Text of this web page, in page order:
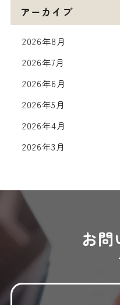
アーカイブ
2026年8月
2026年7月
2026年6月
2026年5月
2026年4月
2026年3月
2026年1月
2025年12月
2025年11月
2025年10月
2025年9月
2025年8月
お問